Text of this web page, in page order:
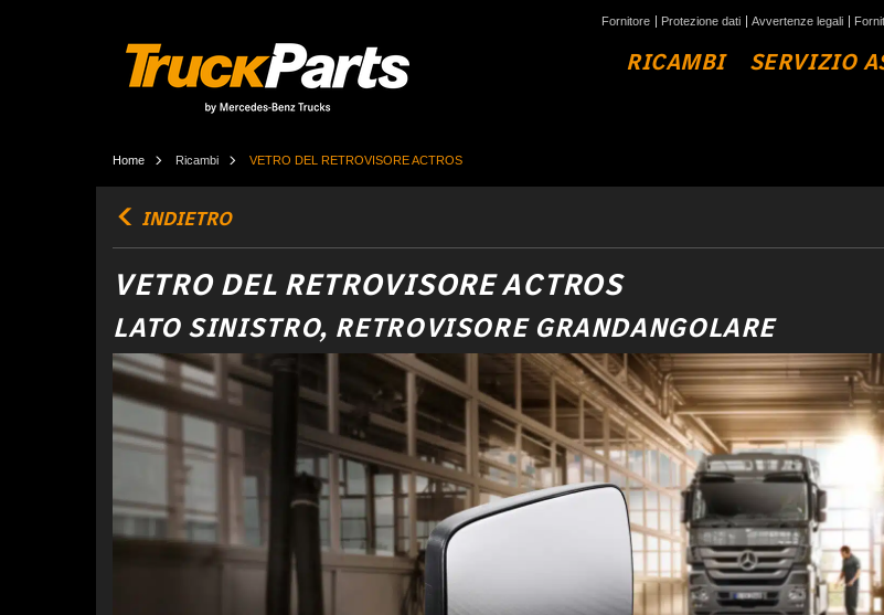
Fornitore Protezione dati Avvertenze legali
RICAMBI SERVIZIO
Home Ricambi VETRO DEL RETROVISORE ACTROS
INDIETRO
VETRO DEL RETROVISORE ACTROS
LATO SINISTRO, RETROVISORE GRANDANGOLARE